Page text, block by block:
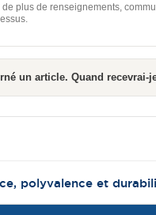
plus de renseignements,
un article. Quand
polyvalence et